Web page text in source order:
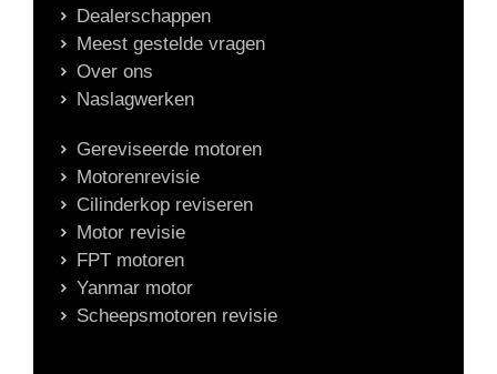
Dealerschappen
Meest gestelde vragen
Over ons
Naslagwerken
Gereviseerde motoren
Motorenrevisie
Cilinderkop reviseren
Motor revisie
FPT motoren
Yanmar motor
Scheepsmotoren revisie